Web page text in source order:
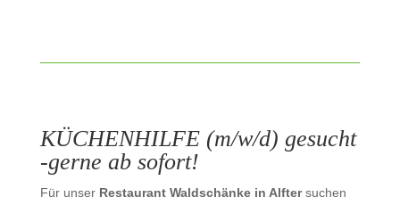
KÜCHENHILFE (m/w/d) gesucht
-gerne ab sofort!
Für unser Restaurant Waldschänke in Alftersuchen